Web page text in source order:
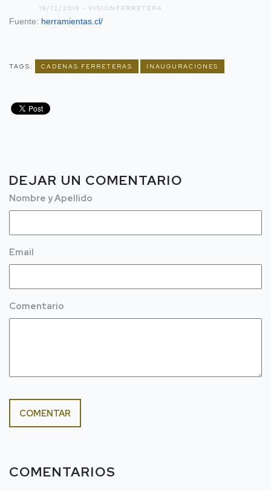
19/12/2019 - VISIÓNFERRETERA
Fuente: herramientas.cl/
TAGS: CADENAS FERRETERAS INAUGURACIONES
DEJAR UN COMENTARIO
Nombre y Apellido
Email
Comentario
COMENTAR
COMENTARIOS